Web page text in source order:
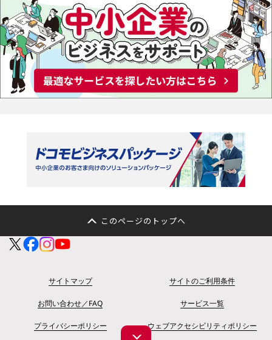
このページのトップへ
サイトマップ サイトのご利用条件
お問い合わせ／FAQ サービス一覧
プライバシーポリシー ウェブアクセシビリティポリシー